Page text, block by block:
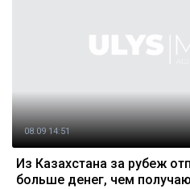
08.09 14:51
Из Казахстана за рубеж
больше денег, чем